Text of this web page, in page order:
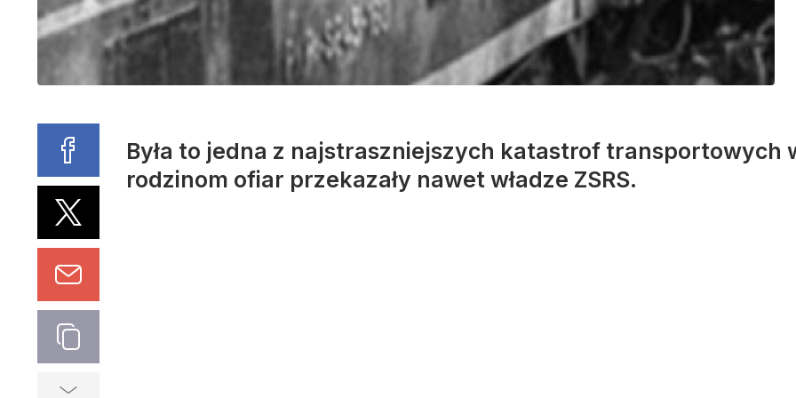
Była to jedna z najstraszniejszych katastrof transportowych
rodzinom ofiar przekazały nawet władze ZSRS.